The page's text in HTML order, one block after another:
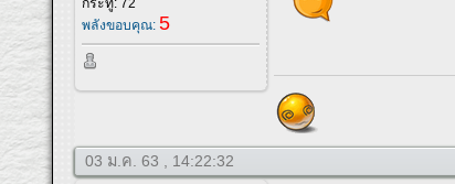
กระทู้: 72
พลังขอบคุณ:5
03 ม.ค. 63 , 14:22:32